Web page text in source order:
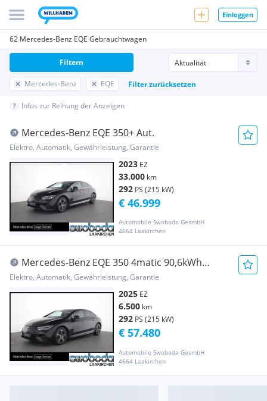
Einloggen
62 Mercedes-Benz EQE Gebrauchtwagen
Mercedes-Benz EQE Filter zurücksetzen
Filtern
Infos zur Reihung der Anzeigen
Mercedes-Benz EQE 350+ Aut.
Elektro, Automatik, Gewährleistung, Garantie
2023 EZ
33.000 km
292 PS (215 kW)
Automobile Swoboda GesmbH
4664 Laakirchen
€ 46.999
Mercedes-Benz EQE 350 4matic 90,6kWh
Osterreich Edition Aut.
Elektro, Automatik, Gewährleistung, Garantie
2025 EZ
6.500 km
292 PS (215 kW)
Automobile Swoboda GesmbH
4664 Laakirchen
€ 57.480